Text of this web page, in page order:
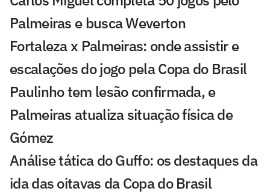
Palmeiras e busca Weverton
Fortaleza x Palmeiras: onde assistir e
escalações do jogo pela Copa do Brasil
Paulinho tem lesão confirmada, e
Palmeiras atualiza situação física de
Gómez
Análise tática do Guffo: os destaques da
ida das oitavas da Copa do Brasil